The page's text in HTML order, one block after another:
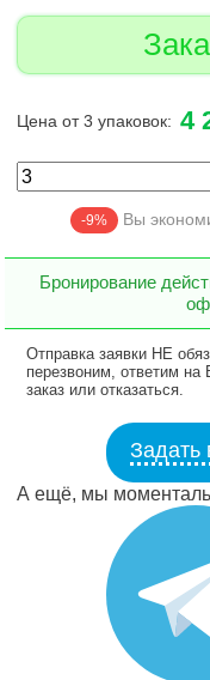
Цена от 3 упаковок: 4
-9% Вы
Бронирование
Отправка заявки НЕ
перезвоним, ответим
заказ или отказаться.
Задать
А ещё, мы